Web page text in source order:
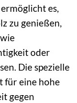
es,
zu genießen,
oder
Die spezielle
für eine hohe
gegen